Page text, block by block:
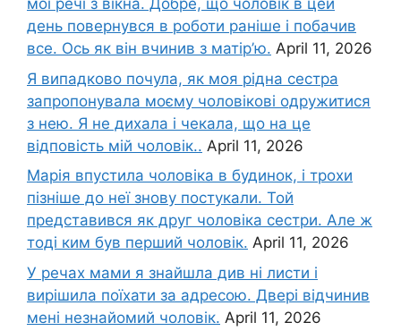
мої речі з вікна. Добре, що чоловік в цей
день повернувся в роботи раніше і побачив
все. Ось як він вчинив з матір’ю. April 11, 2026
Я випадково почула, як моя рідна сестра
запропонувала моєму чоловікові одружитися
з нею. Я не дихала і чекала, що на це
відповість мій чоловік.. April 11, 2026
Марія впустила чоловіка в будинок, і трохи
пізніше до неї знову постукали. Той
представився як друг чоловіка сестри. Але ж
тоді ким був перший чоловік. April 11, 2026
У речах мами я знайшла див ні листи і
вирішила поїхати за адресою. Двері відчинив
мені незнайомий чоловік. April 11, 2026